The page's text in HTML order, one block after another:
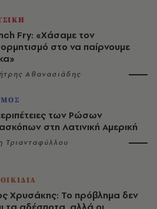
Fry: «Χάσαμε τον
στο να παίρνουμε
Αθανασιάδης
των Ρώσων
στη Λατινική Αμερική
Τριανταφύλλου
Χρυσάκης: Το πρόβλημα δεν